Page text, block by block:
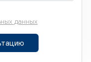
данных